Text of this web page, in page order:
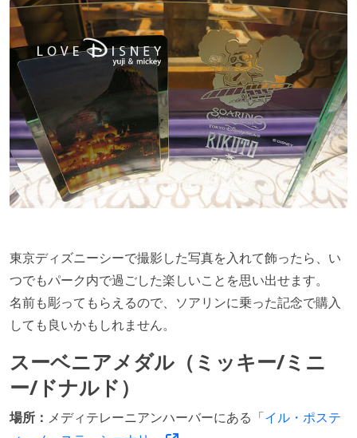
東京ディズニーシーで撮影した写真を入れて飾ったら、い
つでもパーク内で過ごした楽しいことを思い出せます。
名前も彫ってもらえるので、ソアリンに乗った記念で購入
しても良いかもしれません。
スーベニアメダル（ミッキー/ミニ
ー/ドナルド）
場所： メディテレーニアンハーバーにある「イル・ポステ